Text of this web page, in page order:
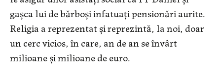
gaşca lui de bărboși infatuați pensionări aurite.
Religia a reprezentat şi reprezintă, la noi, doar
un cerc vicios, în care, an de an se învârt
milioane și milioane de euro.